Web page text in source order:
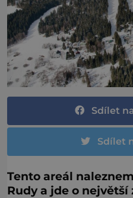
Sdílet
Sdílet
Tento areál
Rudy a jde o